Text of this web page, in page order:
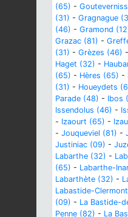
(65) -
(31) - Gragnague
(46) - Gramond
Grazac (81) -
(31) - Grèzes (46) -
Haget (32) -
(65) - Hères (65) -
(31) - Houeydets
Parade (48) - Ibos
Issendolus (46) -
- Izaourt (65) -
- Jouqueviel (81) -
Justiniac (09) -
Labarthe (32) -
(65) - Labarthe-
Labarthète (32) -
Labastide-
(09) - La Bastide-
Penne (82) - La